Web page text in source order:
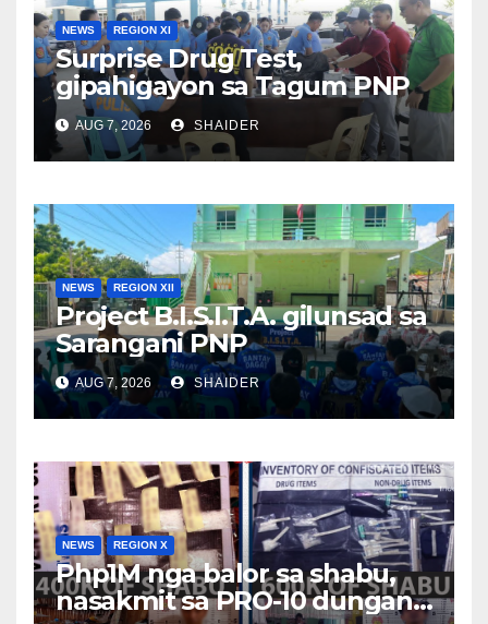
NEWS REGION XI
Surprise Drug Test,
gipahigayon sa Tagum PNP
AUG 7, 2026 SHAIDER
NEWS REGION XII
Project B.I.S.I.T.A. gilunsad sa
Sarangani PNP
AUG 7, 2026 SHAIDER
NEWS REGION X
Php1M nga balor sa shabu,
nasakmit sa PRO-10 dungan